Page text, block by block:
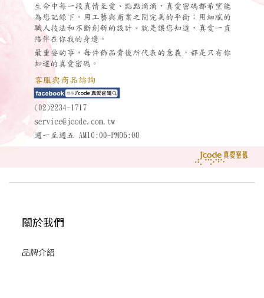
關於我們
品牌介紹